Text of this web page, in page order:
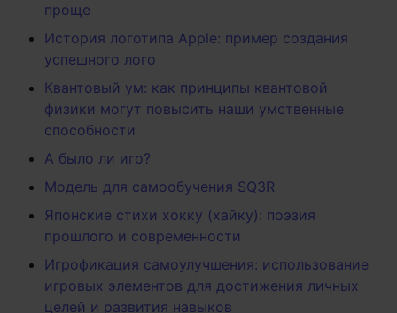
проще
История логотипа Apple: пример создания
успешного лого
Квантовый ум: как принципы квантовой
физики могут повысить наши умственные
способности
А было ли иго?
Модель для самообучения SQ3R
Японские стихи хокку (хайку): поэзия
прошлого и современности
Игрофикация самоулучшения: использование
игровых элементов для достижения личных
целей и развития навыков